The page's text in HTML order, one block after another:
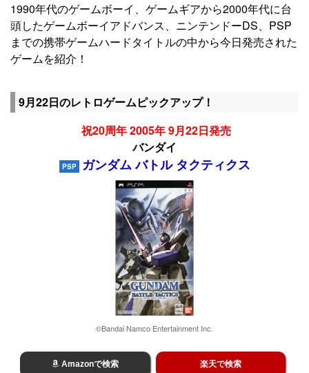
1990年代のゲームボーイ、ゲームギアから2000年代に台
頭したゲームボーイアドバンス、ニンテンドーDS、PSP
までの携帯ゲームハードタイトルの中から今日発売された
ゲームを紹介！
9月22日のレトロゲームピックアップ！
祝20周年 2005年 9月22日発売
バンダイ
PSP ガンダム バトル タクティクス
©Bandai Namco Entertainment Inc.
Amazonで検索 楽天で検索